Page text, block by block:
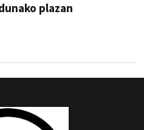
plazan